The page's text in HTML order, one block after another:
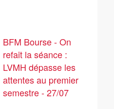
BFM Bourse - On
refait la séance :
LVMH dépasse les
attentes au premier
semestre - 27/07